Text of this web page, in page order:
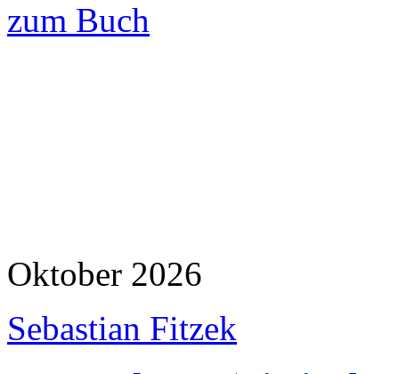
zum Buch
Oktober 2026
Sebastian Fitzek